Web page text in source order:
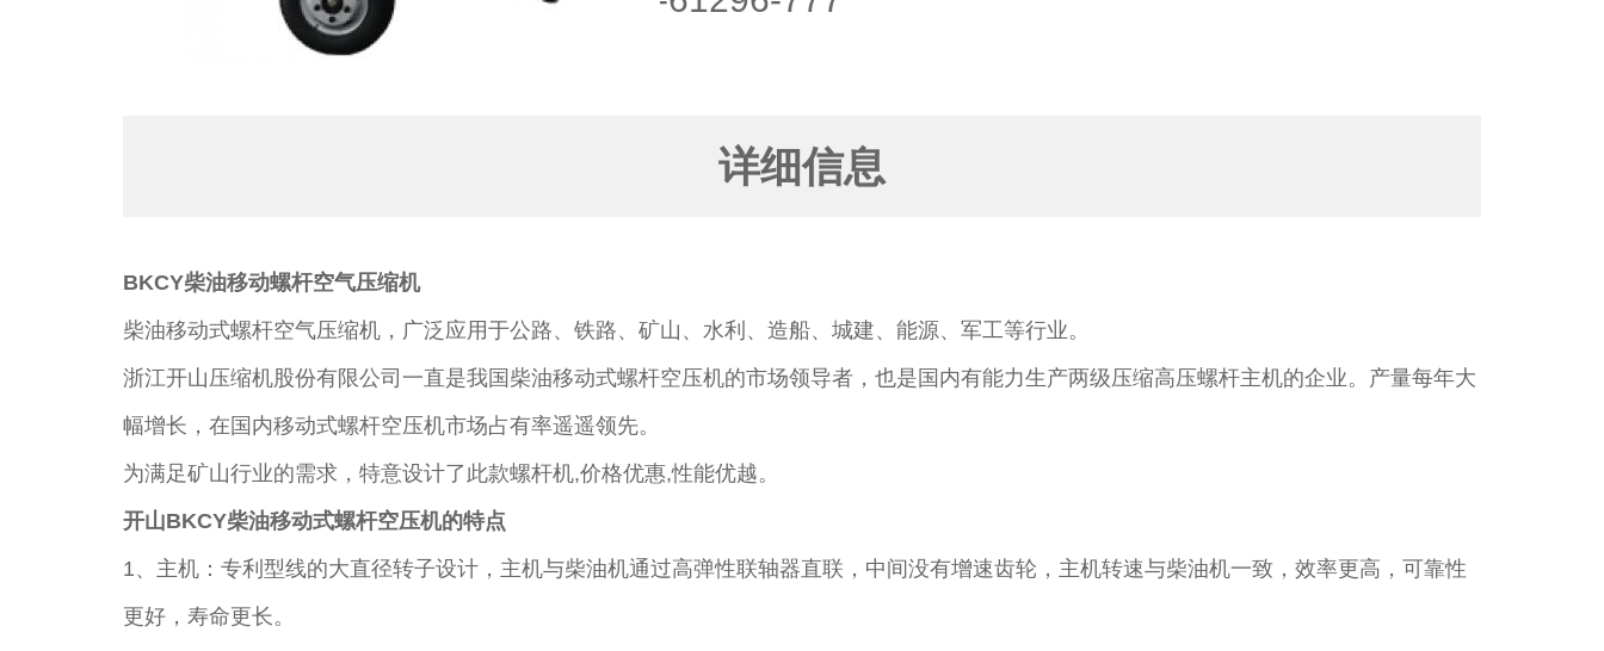
详细信息
BKCY柴油移动螺杆空气压缩机
柴油移动式螺杆空气压缩机，广泛应用于公路、铁路、矿山、水利、造船、城建、能源、军工等行业。
浙江开山压缩机股份有限公司一直是我国柴油移动式螺杆空压机的市场领导者，也是国内有能力生产两级压缩高压螺杆主机的企业。产量每年大
幅增长，在国内移动式螺杆空压机市场占有率遥遥领先。
为满足矿山行业的需求，特意设计了此款螺杆机,价格优惠,性能优越。
开山BKCY柴油移动式螺杆空压机的特点
1、主机：专利型线的大直径转子设计，主机与柴油机通过高弹性联轴器直联，中间没有增速齿轮，主机转速与柴油机一致，效率更高，可靠性
更好，寿命更长。